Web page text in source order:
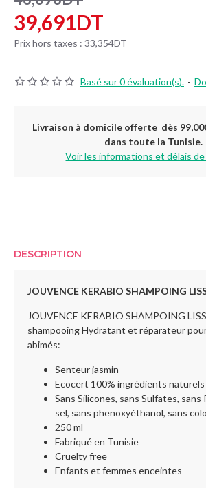
Basé sur 0 évaluation(s). -
39,691DT
Prix hors taxes : 33,354DT
Livraison à domicile offerte dès
dans toute la Tunisie.
Voir les informations et délais de
DESCRIPTION
JOUVENCE KERABIO SHAMPOING
JOUVENCE KERABIO SHAMPOING
shampooing Hydratant et réparateur
abimés:
Senteur jasmin
Ecocert 100% ingrédients naturels
Sans Silicones, sans Sulfates, sans
sel, sans phenoxyéthanol, sans
250 ml
Fabriqué en Tunisie
Cruelty free
Enfants et femmes enceintes